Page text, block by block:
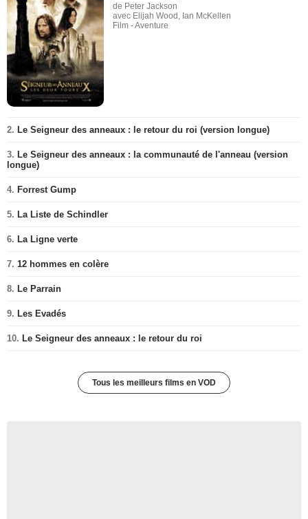
de Peter Jackson
avec Elijah Wood, Ian McKellen
Film - Aventure
2. Le Seigneur des anneaux : le retour du roi (version longue)
3. Le Seigneur des anneaux : la communauté de l'anneau (version
longue)
4. Forrest Gump
5. La Liste de Schindler
6. La Ligne verte
7. 12 hommes en colère
8. Le Parrain
9. Les Evadés
10. Le Seigneur des anneaux : le retour du roi
Tous les meilleurs films en VOD